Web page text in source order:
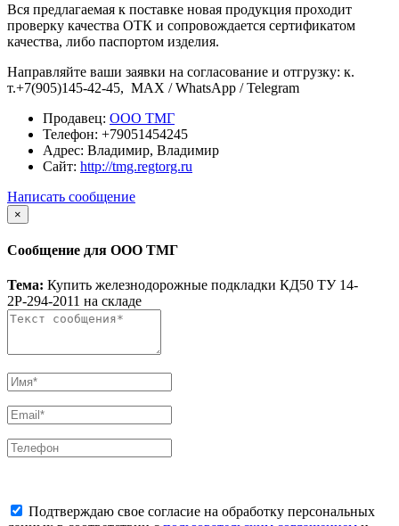
Вся предлагаемая к поставке новая продукция проходит
проверку качества ОТК и сопровождается сертификатом
качества, либо паспортом изделия.
Направляйте ваши заявки на согласование и отгрузку: к.
т.+7(905)145-42-45, MAX / WhatsApp / Telegram
Продавец: ООО ТМГ
Телефон: +79051454245
Адрес: Владимир, Владимир
Сайт: http://tmg.regtorg.ru
Написать сообщение
×
Сообщение для ООО ТМГ
Тема: Купить железнодорожные подкладки КД50 ТУ 14-
2Р-294-2011 на складе
Подтверждаю свое согласие на обработку персональных